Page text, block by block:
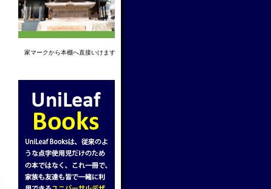
家マークから本棚へ直接いけます